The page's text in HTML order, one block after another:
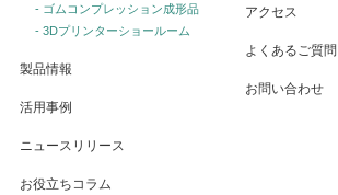
- ゴムコンプレッション成形品
- 3Dプリンターショールーム
製品情報
活用事例
ニュースリリース
お役立ちコラム
アクセス
よくあるご質問
お問い合わせ